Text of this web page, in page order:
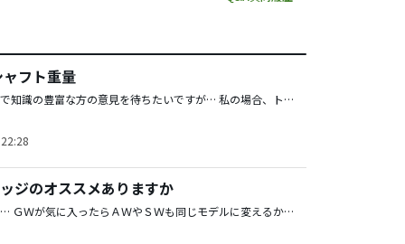
フト重量
私も興味があるので知識の豊富な方の意見を待ちたいですが… 私の場合、トルクのフローにも気を付けています。 ランバックス ＴＹＰＥ Ｓ ６５Ｒで３．６、 プロギアのＲＳ ５Ｗ 純正だとするとＭ４３でも４．１ で逆転してしまうことから見送ると思います。 あと振動数も気にすべきでしょうが、 長さによっても異なりますし、数値が公表されていないので 同じシャフトなら短い方が振動数が上がるだろう ぐらいに考えています。 取り急ぎ。
ジのオススメありますか
釈迦に説法ですが… ＧＷが気に入ったらＡＷやＳＷも同じモデルに変えるかも…とのことなので、 その辺りの繋がりも含めて考えて５４°の設定があるモデルから選ぶとして ＰＩＮＧ ＧＬＩＤＥでいかがでしょう？ ※ホンマ、ＯＮＯＦＦも名器と思いますが５４°の設定が無いので却下。 ※ＶＯＫＥＹは、５４°が標準設定ではＭグラインドしかないので却下。 ※新しいキャロは良さそうですけど打ったことがないので おススメできませんでした。